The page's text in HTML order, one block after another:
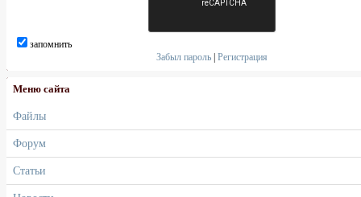
запомнить
Забыл пароль |Регистрация
Меню сайта
Файлы
Форум
Статьи